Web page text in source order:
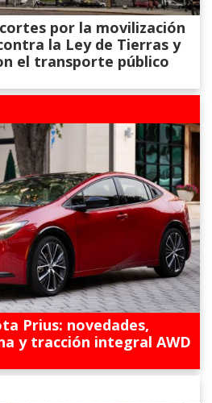
por la movilización
la Ley de Tierras y
el transporte público
Prius: novedades,
y tracción integral AWD